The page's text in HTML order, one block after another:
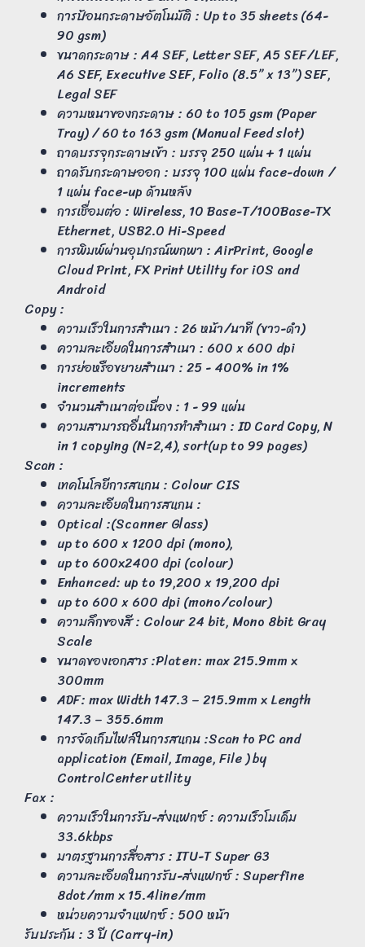
การป้อนกระดาษอัตโนมัติ : Up to 35 sheets (64-
90 gsm)
ขนาดกระดาษ : A4 SEF, Letter SEF, A5 SEF/LEF,
A6 SEF, Executive SEF, Folio (8.5” x 13”) SEF,
Legal SEF
ความหนาของกระดาษ : 60 to 105 gsm (Paper
Tray) / 60 to 163 gsm (Manual Feed slot)
ถาดบรรจุกระดาษเข้า : บรรจุ 250 แผ่น + 1 แผ่น
ถาดรับกระดาษออก : บรรจุ 100 แผ่น face-down /
1 แผ่น face-up ด้านหลัง
การเชื่อมต่อ : Wireless, 10 Base-T/100Base-TX
Ethernet, USB2.0 Hi-Speed
การพิมพ์ผ่านอุปกรณ์พกพา : AirPrint, Google
Cloud Print, FX Print Utility for iOS and
Android
Copy :
ความเร็วในการสำเนา : 26 หน้า/นาที (ขาว-ดำ)
ความละเอียดในการสำเนา : 600 x 600 dpi
การย่อหรือขยายสำเนา : 25 - 400% in 1%
increments
จำนวนสำเนาต่อเนื่อง : 1 - 99 แผ่น
ความสามารถอื่นในการทำสำเนา : ID Card Copy, N
in 1 copying (N=2,4), sort(up to 99 pages)
Scan :
เทคโนโลยีการสแกน : Colour CIS
ความละเอียดในการสแกน :
Optical :(Scanner Glass)
up to 600 x 1200 dpi (mono),
up to 600x2400 dpi (colour)
Enhanced: up to 19,200 x 19,200 dpi
up to 600 x 600 dpi (mono/colour)
ความลึกของสี : Colour 24 bit, Mono 8bit Gray
Scale
ขนาดของเอกสาร :Platen: max 215.9mm x
300mm
ADF: max Width 147.3 – 215.9mm x Length
147.3 – 355.6mm
การจัดเก็บไฟล์ในการสแกน :Scan to PC and
application (Email, Image, File ) by
ControlCenter utility
Fax :
ความเร็วในการรับ-ส่งแฟกซ์ : ความเร็วโมเด็ม
33.6kbps
มาตรฐานการสื่อสาร : ITU-T Super G3
ความละเอียดในการรับ-ส่งแฟกซ์ : Superfine
8dot/mm x 15.4line/mm
หน่วยความจำแฟกซ์ : 500 หน้า
รับประกัน : 3 ปี (Carry-in)